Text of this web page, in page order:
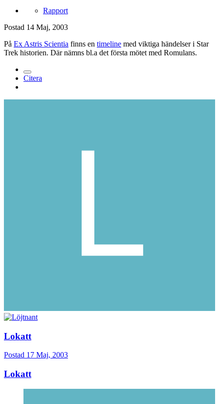
Rapport
Postad 14 Maj, 2003
På Ex Astris Scientia finns en timeline med viktiga händelser i Star
Trek historien. Där nämns bl.a det första mötet med Romulans.
Citera
Lokatt
Postad 17 Maj, 2003
Lokatt